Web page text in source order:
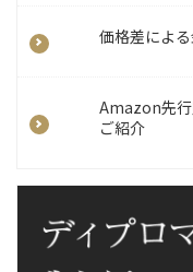
価格差によ
Amazon先行
ご紹介